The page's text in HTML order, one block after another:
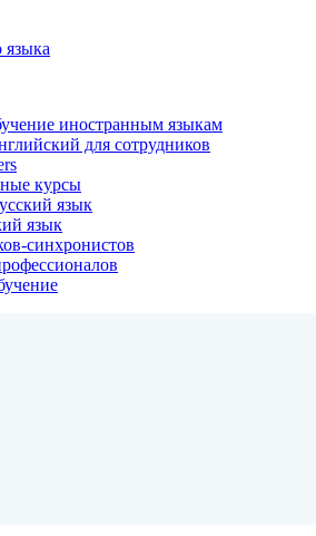
языка
иностранным языкам
для сотрудников
курсы
язык
язык
синхронистов